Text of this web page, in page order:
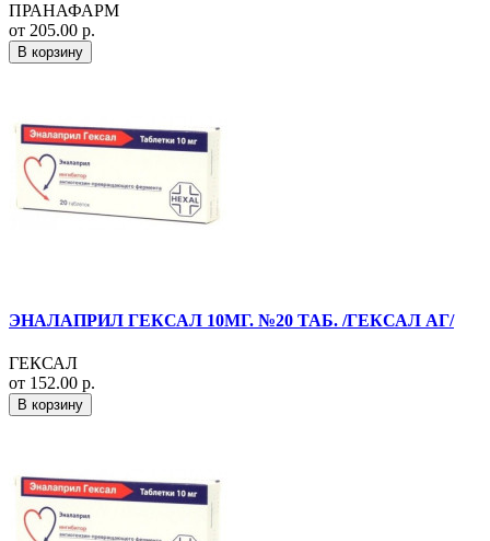
ПРАНАФАРМ
от 205.00 р.
В корзину
ЭНАЛАПРИЛ ГЕКСАЛ 10МГ. №20 ТАБ. /ГЕКСАЛ АГ/
ГЕКСАЛ
от 152.00 р.
В корзину